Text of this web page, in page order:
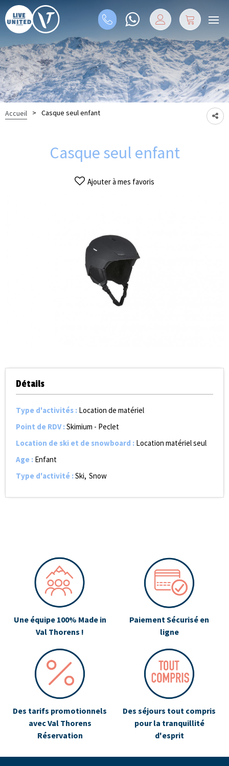
Accueil > Casque seul enfant
Casque seul enfant
Ajouter à mes favoris
Détails
Type d'activités : Location de matériel
Point de RDV:Skimium - Peclet
Location de ski et de snowboard : Location matériel seul
Age : Enfant
Type d'activité :Ski Snow
Une équipe 100% Made in
Val Thorens !
Paiement Sécurisé en
ligne
Des tarifs promotionnels
avec Val Thorens
Réservation
Des séjours tout compris
pour la tranquillité
d'esprit